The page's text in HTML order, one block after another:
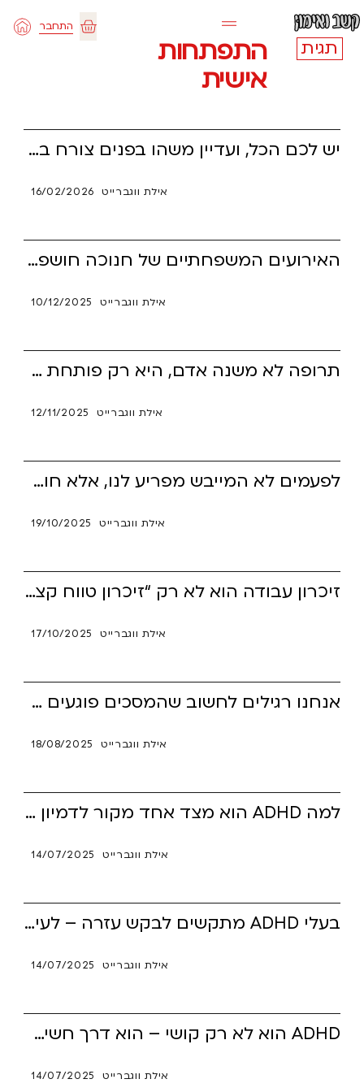
דילוג
לתוכן
עגלת
התחבר
תגית
התפתחות
אישית
יש לכם הכל, ועדיין משהו בפנים צורח בשקט? כך נראה משבר זהות שקט אצל אנשים עם ADHD, כשהחיים נראים נכונים אבל מרגישים זרים. זה לא סיפור על להתפטר, אלא על לבנות זהות דרך אוטונומיה, כשירות ושייכות – בתוך הערפל.
אילת ווגברייט 16/02/2026
האירועים המשפחתיים של חנוכה חושפים עד כמה ADHD הוא אתגר שקוף, ובעיקר עד כמה הוא לא מובן בסביבה הקרובה. המאמר מציע דרך ברורה להפוך ביקורת, תסכול ומתח לרגעים של אמפתיה, שיתוף פעולה וקירבה משפחתית אמיתית. מתוך הבנה עמוקה של הקשיים הביולוגיים ושל צרכי הילד, נפתח פתח לקשר בין דורי מחזק ואוהב, כזה שמאיר הרבה מעבר לחג.
אילת ווגברייט 10/12/2025
תרופה לא משנה אדם, היא רק פותחת את הדלת לשינוי אמיתי. האימון הוא זה שמלמד איך לעבור דרכה, להבין, להתאמן ולבנות חיים יציבים ומודעים יותר. הסיפור של דוד מזכיר כמה כוח יש בשילוב נכון בין עזרה חיצונית לרצון פנימי לצמוח.
אילת ווגברייט 12/11/2025
לפעמים לא המייבש מפריע לנו, אלא חוסר הגמישות שלנו. באמצעות סיפור קטן על כביסה, נחשף עולם שלם של גמישות קוגניטיבית – אחת המיומנויות הקריטיות ביותר בהתמודדות עם ADHD. איך נלמד לשבור תבניות, לקבל שינויים ולהיות רכים יותר עם עצמנו ועם הסביבה?
אילת ווגברייט 19/10/2025
זיכרון עבודה הוא לא רק “זיכרון טווח קצר” — אלא הלב הפועם של החשיבה, התכנון והביצוע. אנשים עם ADHD חווים לעיתים "קצר" במנוע הזה, וכתוצאה – שכחה, בלבול ועומס. עם תרגול נכון, רישום, שגרות וכלים פשוטים – אפשר להפוך את הזיכרון הזה לעוזר נאמן ומדויק.
אילת ווגברייט 17/10/2025
אנחנו רגילים לחשוב שהמסכים פוגעים בעיקר בילדים, אבל האמת היא שגם המבוגרים הפכו ל"פצועי קשב". המרדף אחרי גירויים, הפיצול הבלתי פוסק והבריחה למסכים יוצרים עומס, חרדה וריקנות. המאמר מציע דרכים פשוטות לעצור את השחיקה, לחזור לנוכחות ולשקם את שריר הקשב.
אילת ווגברייט 18/08/2025
למה ADHD הוא מצד אחד מקור לדמיון ותעוזה ומצד שני עלול לסכל יצירתיות? המאמר בוחן איך מוסחות, היפר-פוקוס ושבירת תבניות הופכים ליתרון – או למלכודת. כולל כלים ותובנות איך לרתום את זה נכון ולשמור על הספינה.
אילת ווגברייט 14/07/2025
בעלי ADHD מתקשים לבקש עזרה – לעיתים זה מרגיש כמו הודאה בכישלון. במאמר תגלי איך אפשר לפרוץ את המחסום ולהפוך את הבקשה לכוח התמודדות. כולל תובנות, דוגמאות אישיות וטיפים לתרגול יומיומי.
אילת ווגברייט 14/07/2025
ADHD הוא לא רק קושי – הוא דרך חשיבה שפועלת אחרת. במקום להילחם במאפיינים, אפשר ללמוד לנהל אותם ביצירתיות. המאמר מציע גישה מעשית, תובנות מהאימון, וסיפור אישי שנותן תקווה.
אילת ווגברייט 14/07/2025